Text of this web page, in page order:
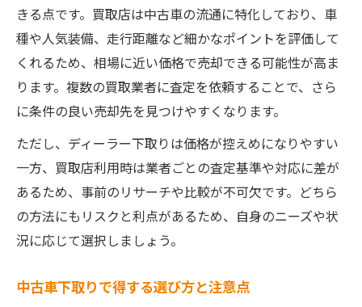
きる点です。買取店は中古車の流通に特化しており、車
種や人気装備、走行距離など細かなポイントを評価して
くれるため、相場に近い価格で売却できる可能性が高ま
ります。複数の買取業者に査定を依頼することで、さら
に条件の良い売却先を見つけやすくなります。
ただし、ディーラー下取りは価格が控えめになりやすい
一方、買取店利用時は業者ごとの査定基準や対応に差が
あるため、事前のリサーチや比較が不可欠です。どちら
の方法にもリスクと利点があるため、自身のニーズや状
況に応じて選択しましょう。
中古車下取りで得する選び方と注意点